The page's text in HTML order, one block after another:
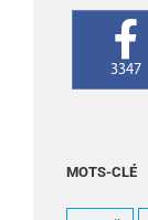
3347
MOTS-CLÉ